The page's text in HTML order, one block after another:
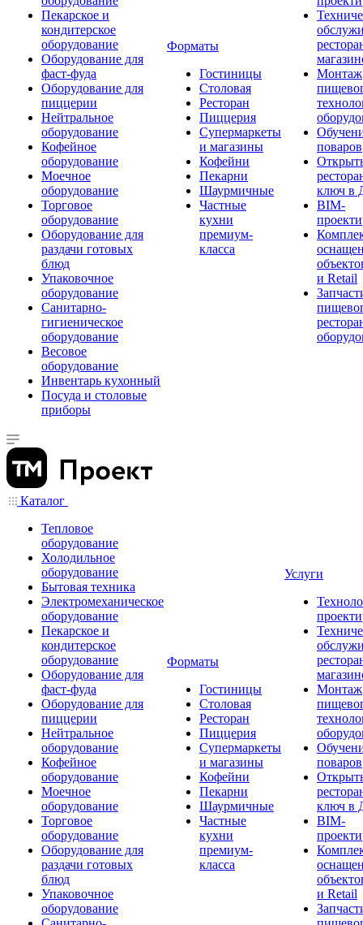
Пекарское и
кондитерское
оборудование
Оборудование для
фаст-фуда
Оборудование для
пиццерии
Нейтральное
оборудование
Кофейное
оборудование
Моечное
оборудование
Торговое
оборудование
Оборудование для
раздачи готовых
блюд
Упаковочное
оборудование
Санитарно-
гигиеническое
оборудование
Весовое
оборудование
Инвентарь кухонный
Посуда и столовые
приборы
Форматы
Гостиницы
Столовая
Ресторан
Пиццерия
Супермаркеты
и магазины
Кофейни
Пекарни
Шаурмичные
Частные
кухни
премиум-
класса
Монтаж
поваров
ключ в
BIM-
и Retail
Каталог
Тепловое
оборудование
Холодильное
оборудование
Бытовая техника
Электромеханическое
оборудование
Пекарское и
кондитерское
оборудование
Оборудование для
фаст-фуда
Оборудование для
пиццерии
Нейтральное
оборудование
Кофейное
оборудование
Моечное
оборудование
Торговое
оборудование
Оборудование для
раздачи готовых
блюд
Упаковочное
оборудование
Форматы
Гостиницы
Столовая
Ресторан
Пиццерия
Супермаркеты
и магазины
Кофейни
Пекарни
Шаурмичные
Частные
кухни
премиум-
класса
Услуги
Монтаж
поваров
ключ в
BIM-
и Retail